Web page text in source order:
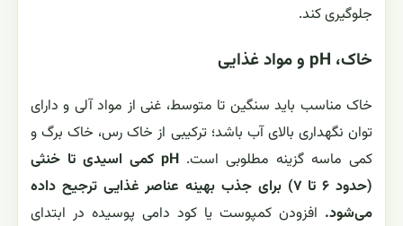
جلوگیری کند.
خاک، pH و مواد غذایی
خاک مناسب باید سنگین تا متوسط، غنی از مواد آلی و دارای
توان نگهداری بالای آب باشد؛ ترکیبی از خاک رس، خاک برگ و
کمی ماسه گزینه مطلوبی است.
pH کمی اسیدی تا خنثی
(حدود ۶ تا ۷) برای جذب بهینه عناصر غذایی ترجیح داده
می‌شود. افزودن کمپوست یا کود دامی پوسیده در ابتدای